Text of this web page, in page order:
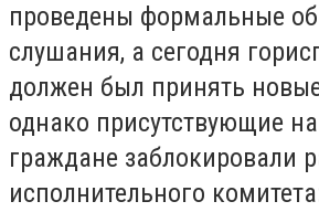
проведены формальные
слушания, а сегодня
должен был принять
однако присутствующие
граждане заблокировали
исполнительного